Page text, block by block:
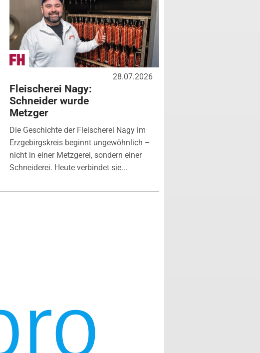
28.07.2026
Fleischerei Nagy:
Schneider wurde
Metzger
Die Geschichte der Fleischerei Nagy im
Erzgebirgskreis beginnt ungewöhnlich –
nicht in einer Metzgerei, sondern einer
Schneiderei. Heute verbindet sie...